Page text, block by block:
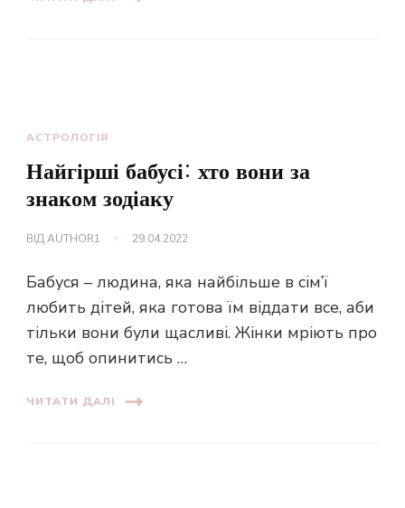
АСТРОЛОГІЯ
Найгірші бабусі: хто вони за
знаком зодіаку
ВІДAUTHOR1 29.04.2022
Бабуся – людина, яка найбільше в сім’ї
любить дітей, яка готова їм віддати все, аби
тільки вони були щасливі. Жінки мріють про
те, щоб опинитись …
ЧИТАТИ ДАЛІ